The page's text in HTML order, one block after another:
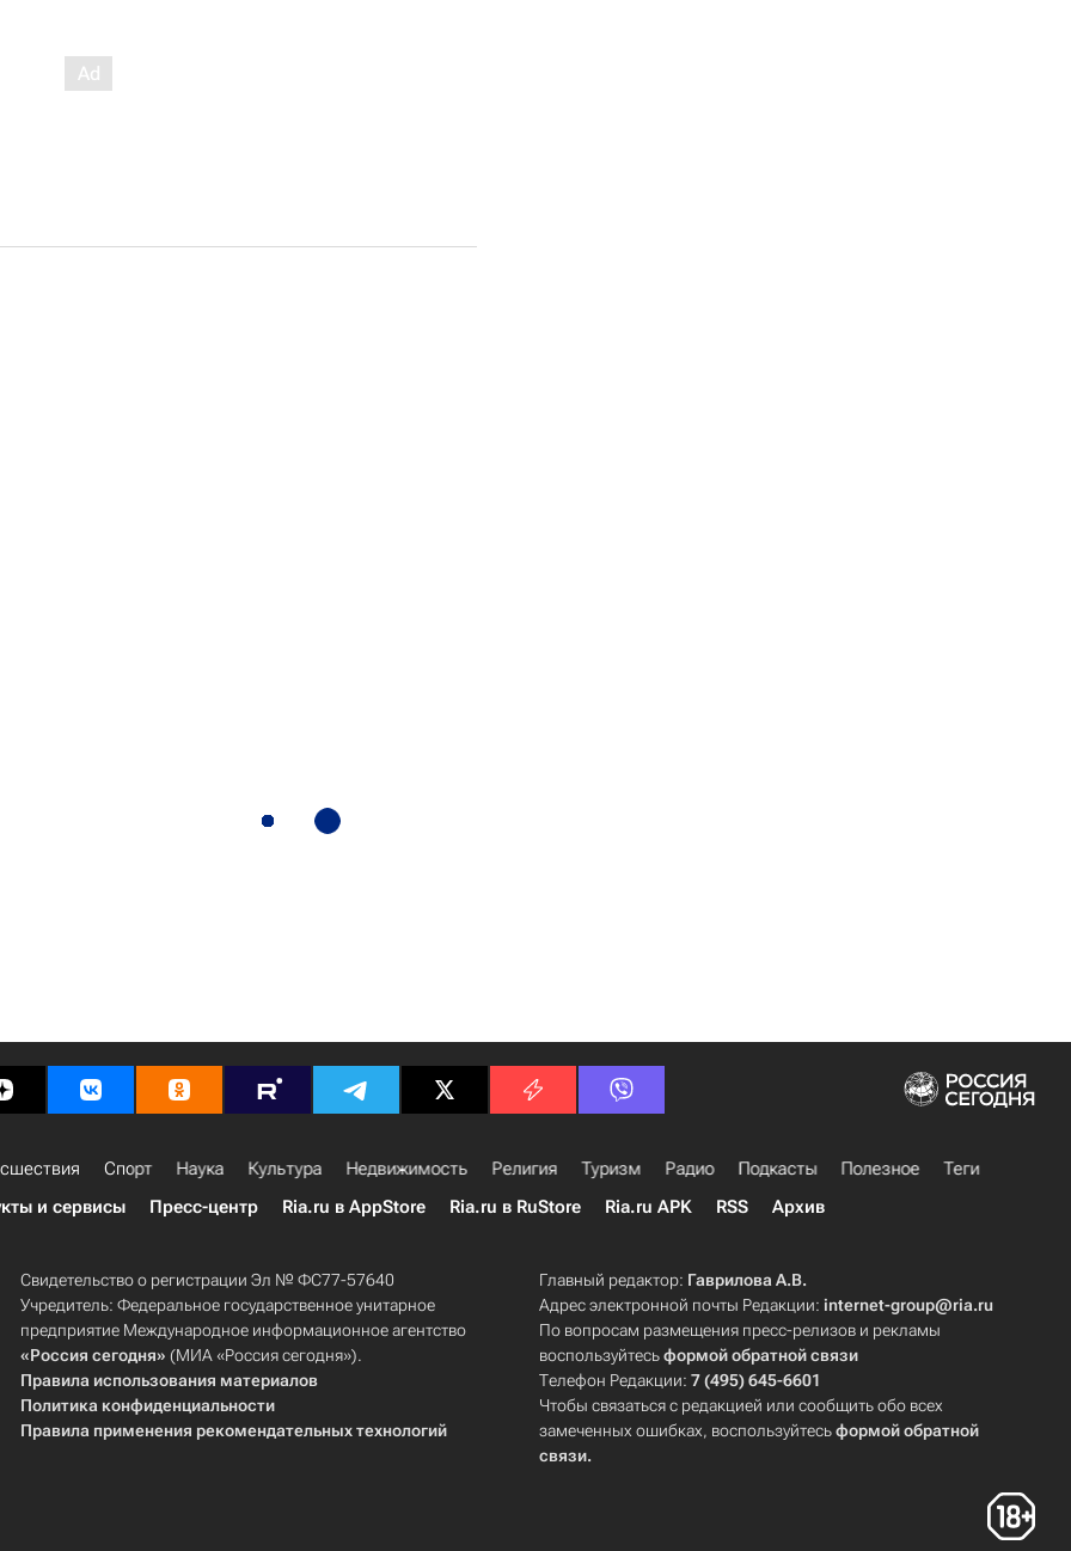
Спорт Наука Культура Недвижимость Религия Туризм Радио Подкасты Полезное
Теги
и сервисы Пресс-центр Ria.ru в AppStore Ria.ru в RuStore Ria.ru APK RSS Архив
Свидетельство о регистрации Эл № ФС77-57640
Учредитель: Федеральное государственное унитарное
предприятие Международное информационное агентство
«Россия сегодня» (МИА «Россия сегодня»).
Правила использования материалов
Политика конфиденциальности
Правила применения рекомендательных технологий
Главный редактор: Гаврилова А.В.
Адрес электронной почты Редакции:internet-group@ria.ru
По вопросам размещения пресс-релизов и рекламы
воспользуйтесьформой обратной связи
Телефон Редакции:7 (495) 645-6601
Чтобы связаться с редакцией или сообщить обо всех
замеченных ошибках, воспользуйтесьформой обратной
связи.